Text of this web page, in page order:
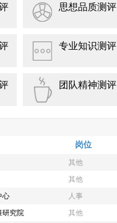
思想品质测评
专业知识测评
团队精神测评
岗位
其他
其他
心
人事
研究院
其他